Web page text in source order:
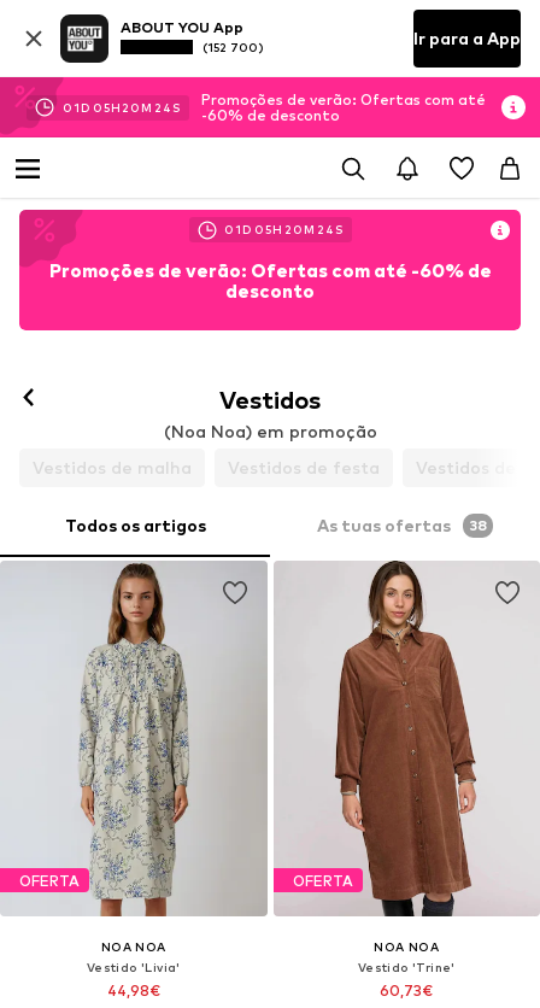
ABOUT YOU App
(152 700) Ir para a App
01D 05H 20M 22 S
Promoções de verão: Ofertas com até
-60% de desconto
01D 05H 20M 22 S
Promoções de verão: Ofertas com até -60% de
desconto
Vestidos
(Noa Noa) em promoção
Vestidos de malha
Vestidos de festa Vestidos de
Todos os artigos As tuas ofertas 38
OFERTA
NOA NOA
Vestido 'Livia'
44,98€
OFERTA
NOA NOA
Vestido 'Trine'
60,73€